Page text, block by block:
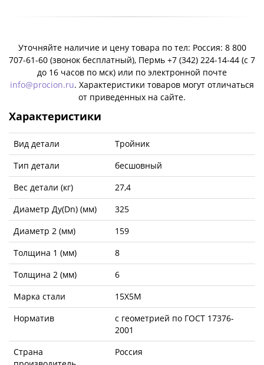
Уточняйте наличие и цену товара по тел: Россия: 8 800
707-61-60 (звонок бесплатный), Пермь +7 (342) 224-14-44 (c 7
до 16 часов по мск) или по электронной почте
info@procion.ru. Характеристики товаров могут отличаться
от приведенных на сайте.
Характеристики
Вид детали
Тройник
Тип детали
бесшовный
Вес детали (кг)
27,4
Диаметр Ду(Dn) (мм)
325
Диаметр 2 (мм)
159
Толщина 1 (мм)
8
Толщина 2 (мм)
6
Марка стали
15Х5М
Норматив
с геометрией по ГОСТ 17376-
2001
Страна
Россия